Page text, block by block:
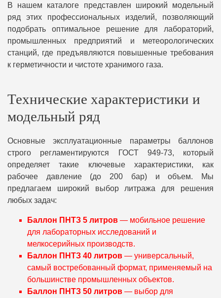
В нашем каталоге представлен широкий модельный
ряд этих профессиональных изделий, позволяющий
подобрать оптимальное решение для лабораторий,
промышленных предприятий и метеорологических
станций, где предъявляются повышенные требования
к герметичности и чистоте хранимого газа.
Технические характеристики и
модельный ряд
Основные эксплуатационные параметры баллонов
строго регламентируются ГОСТ 949-73, который
определяет такие ключевые характеристики, как
рабочее давление (до 200 бар) и объем. Мы
предлагаем широкий выбор литража для решения
любых задач:
Баллон ПНТЗ 5 литров — мобильное решение
для лабораторных исследований и
мелкосерийных производств.
Баллон ПНТЗ 40 литров — универсальный,
самый востребованный формат, применяемый на
большинстве промышленных объектов.
Баллон ПНТЗ 50 литров — выбор для